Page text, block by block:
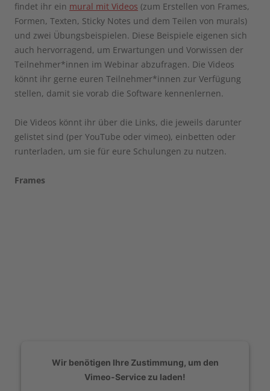
findet ihr ein mural mit Videos (zum Erstellen von Frames,
Formen, Texten, Sticky Notes und dem Teilen von murals)
und zwei Übungsbeispielen. Diese Beispiele eigenen sich
auch hervorragend, um Erwartungen und Vorwissen der
Teilnehmer*innen im Webinar abzufragen. Die Videos
könnt ihr gerne euren Teilnehmer*innen zur Verfügung
stellen, damit sie vorab die Software kennenlernen.
Die Videos könnt ihr über die Links, die jeweils darunter
gelistet sind (per YouTube oder vimeo), einbetten oder
runterladen, um sie für eure Schulungen zu nutzen.
Frames
Wir benötigen Ihre Zustimmung, um den
Vimeo-Service zu laden!